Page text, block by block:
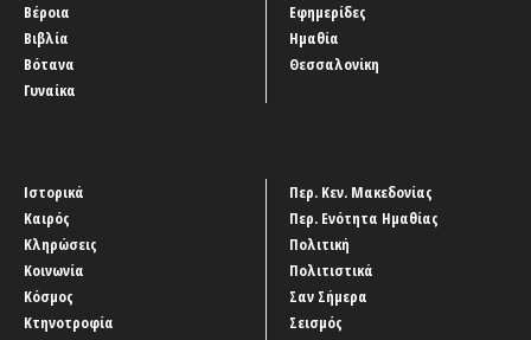
Βέροια
Βιβλία
Βότανα
Γυναίκα
Εφημερίδες
Ημαθία
Θεσσαλονίκη
Ιστορικά
Καιρός
Κληρώσεις
Κοινωνία
Κόσμος
Κτηνοτροφία
Περ. Κεν. Μακεδονίας
Περ. Ενότητα Ημαθίας
Πολιτική
Πολιτιστικά
Σαν Σήμερα
Σεισμός